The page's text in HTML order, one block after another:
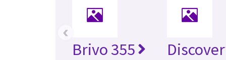
Brivo 355
‹